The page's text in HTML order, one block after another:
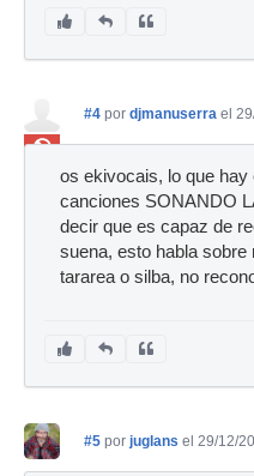
Ban
#4 por djmanuserra el
os ekivocais, lo que
canciones SONANDO
decir que es capaz de
suena, esto habla
tararea o silba, no
#5 por juglans el 29/12/